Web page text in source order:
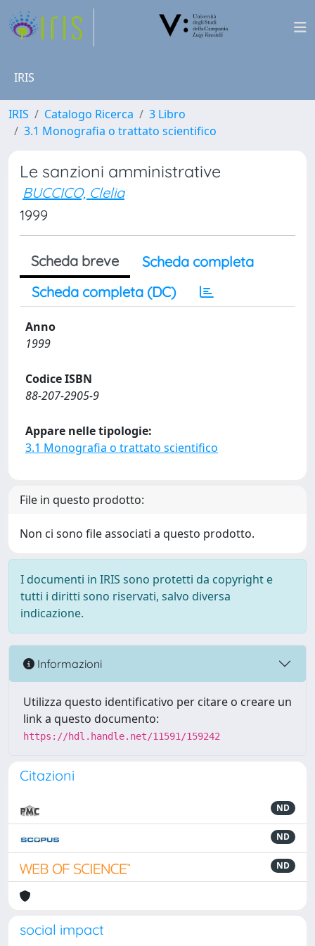
IRIS
IRIS Catalogo Ricerca
3 Libro
3.1 Monografia o trattato scientifico
Le sanzioni amministrative
BUCCICO, Clelia
1999
Scheda breve
Scheda completa
Scheda completa (DC)
Anno
1999
Codice ISBN
88-207-2905-9
Appare nelle tipologie:
3.1 Monografia o trattato scientifico
File in questo prodotto:
Non ci sono file associati a questo prodotto.
I documenti in IRIS sono protetti da copyright e
tutti i diritti sono riservati, salvo diversa
indicazione.
Informazioni
Utilizza questo identificativo per citare o creare un
link a questo documento:
https://hdl.handle.net/11591/159242
Citazioni
ND
ND
ND
social impact